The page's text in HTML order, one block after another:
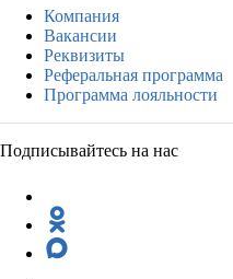
Компания
Вакансии
Реквизиты
Реферальная программа
Программа лояльности
Подписывайтесь на нас